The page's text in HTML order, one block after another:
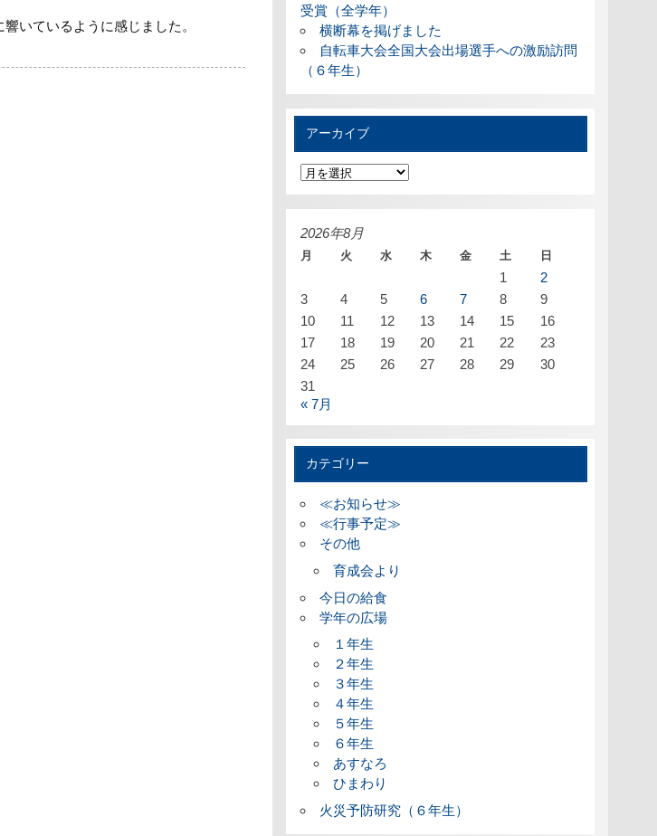
いているように感じました。
受賞（全学年）
横断幕を掲げました
自転車大会全国大会出場選手への激励訪問
（６年生）
アーカイブ
ア
ー
カ
イ
2026年8月
月 火 水 木 金 土 日
1
2
3
4 5 6 7 8
9
10
11 12 13 14 15
16
17
18 19 20 21 22
23
24
25 26 27 28 29
30
31
« 7月
カテゴリー
≪お知らせ≫
≪行事予定≫
その他
育成会より
今日の給食
学年の広場
１年生
２年生
３年生
４年生
５年生
６年生
あすなろ
ひまわり
火災予防研究（６年生）